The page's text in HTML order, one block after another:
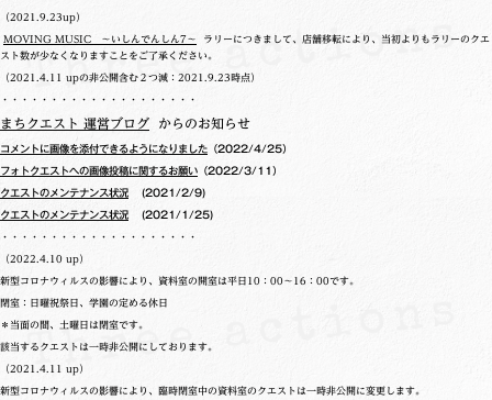
（2021.9.23up）
MOVING MUSIC ～いしんでんしん7～
ラリーにつきまして、店舗移転により、当初よりもラリーのクエ
スト数が少なくなりますことをご了承ください。
（2021.4.11 upの非公開含む２つ減：2021.9.23時点）
・・・・・・・・・・・・・・・・・・・・
まちクエスト 運営ブログ からのお知らせ
コメントに画像を添付できるようになりました （2022/4/25）
フォトクエストへの画像投稿に関するお願い （2022/3/11）
クエストのメンテナンス状況 (2021/2/9)
クエストのメンテナンス状況 (2021/1/25)
・・・・・・・・・・・・・・・・・・・・
（2022.4.10 up）
新型コロナウィルスの影響により、資料室の開室は平日10：00～16：00です。
閉室：日曜祝祭日、学園の定める休日
＊当面の間、土曜日は閉室です。
該当するクエストは一時非公開にしております。
（2021.4.11 up）
新型コロナウィルスの影響により、臨時閉室中の資料室のクエストは一時非公開に変更します。